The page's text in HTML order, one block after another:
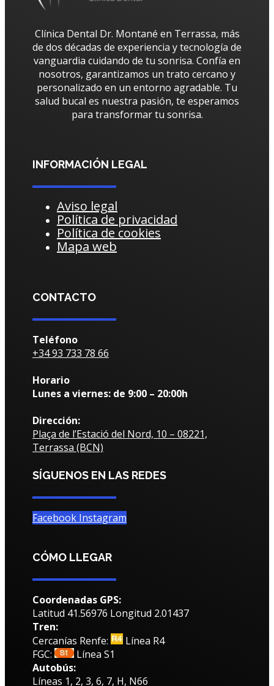
Clínica Dental Dr. Montané en Terrassa, más
de dos décadas de experiencia y tecnología de
vanguardia cuidando de tu sonrisa. Confía en
nosotros, garantizamos un trato cercano y
personalizado en un entorno agradable. Tu
salud bucal es nuestra pasión, te esperamos
para transformar tu sonrisa.
INFORMACIÓN LEGAL
Aviso legal
Política de privacidad
Política de cookies
Mapa web
CONTACTO
Teléfono
+34 93 733 78 66
Horario
Lunes a viernes: de 9:00 – 20:00h
Dirección:
Plaça de l’Estació del Nord, 10 – 08221,
Terrassa (BCN)
SÍGUENOS EN LAS REDES
Facebook Instagram
CÓMO LLEGAR
Coordenadas GPS:
Latitud 41.56976 Longitud 2.01437
Tren:
Cercanías Renfe:
Línea R4
FGC:
Línea S1
Autobús:
Líneas 1, 2, 3, 6, 7, H, N66